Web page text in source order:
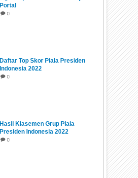
Portal
0
Daftar Top Skor Piala Presiden
Indonesia 2022
0
Hasil Klasemen Grup Piala
Presiden Indonesia 2022
0